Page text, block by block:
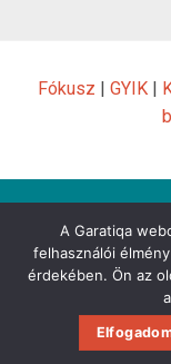
Fókusz | GYIK |
Közérdekű
Copyright
A Garatiqa
felhasználói
érdekében. Ön az